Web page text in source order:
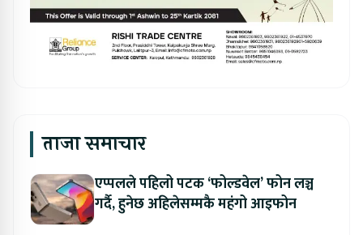
ताजा समाचार
एप्पलले पहिलो पटक ‘फोल्डवेल’ फोन लञ्च
गर्दै, हुनेछ अहिलेसम्मकै महंगो आइफोन